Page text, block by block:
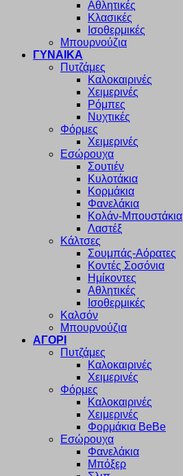
Αθλητικές
Κλασικές
Ισοθερμικές
Μπουρνούζια
ΓΥΝΑΙΚΑ
Πυτζάμες
Καλοκαιρινές
Χειμερινές
Ρόμπες
Νυχτικές
Φόρμες
Χειμερινές
Εσώρουχα
Σουτιέν
Κυλοτάκια
Κορμάκια
Φανελάκια
Κολάν-Μπουστάκια
Λαστέξ
Κάλτσες
Σουμπάς-Αόρατες
Κοντές Σοσόνια
Ημίκοντες
Αθλητικές
Ισοθερμικές
Καλσόν
Μπουρνούζια
ΑΓΟΡΙ
Πυτζάμες
Καλοκαιρινές
Χειμερινές
Φόρμες
Καλοκαιρινές
Χειμερινές
Φορμάκια BeBe
Εσώρουχα
Φανελάκια
Μπόξερ